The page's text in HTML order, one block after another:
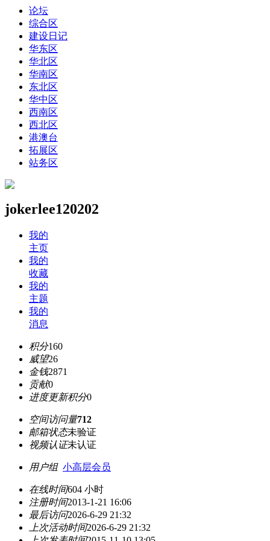
论坛
综合区
建设日记
华东区
华北区
华南区
东北区
华中区
西南区
西北区
港澳台
拓展区
站务区
jokerlee120202
我的
主页
我的
收藏
我的
主题
我的
消息
积分160
威望26
金钱2871
贡献0
进度更新积分0
空间访问量712
邮箱状态未验证
视频认证未认证
用户组 小高层会员
在线时间604 小时
注册时间2013-1-21 16:06
最后访问2026-6-29 21:32
上次活动时间2026-6-29 21:32